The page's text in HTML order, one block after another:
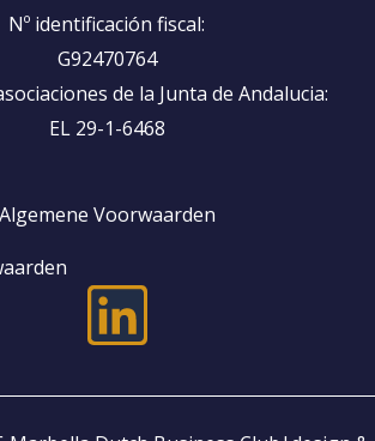
Nº identificación fiscal:
G92470764
de la Junta de Andalucia:
EL 29-1-6468
Algemene Voorwaarden
L
i